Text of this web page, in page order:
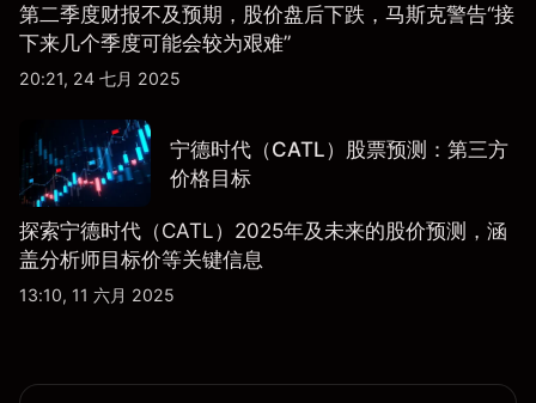
第二季度财报不及预期，股价盘后下跌，马斯克警告“接
下来几个季度可能会较为艰难”
20:21, 24 七月 2025
宁德时代（CATL）股票预测：第三方
价格目标
探索宁德时代（CATL）2025年及未来的股价预测，涵
盖分析师目标价等关键信息
13:10, 11 六月 2025